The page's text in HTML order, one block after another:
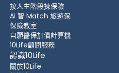
按人生階段揀保險
AI 智 Match 旅遊保
保險教室
自願醫保加價計算機
10Life顧問服務
認識10Life
關於10Life